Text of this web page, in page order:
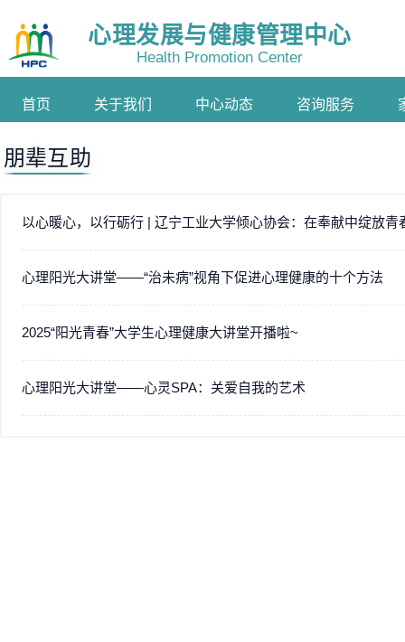
心理发展与健康管理中心
Health Promotion Center
首页 关于我们 中心动态 咨询服务
朋辈互助
以心暖心，以行砺行 | 辽宁工业大学倾心协会：在奉献中绽放青
心理阳光大讲堂——“治未病”视角下促进心理健康的十个方法
2025“阳光青春”大学生心理健康大讲堂开播啦~
心理阳光大讲堂——心灵SPA：关爱自我的艺术